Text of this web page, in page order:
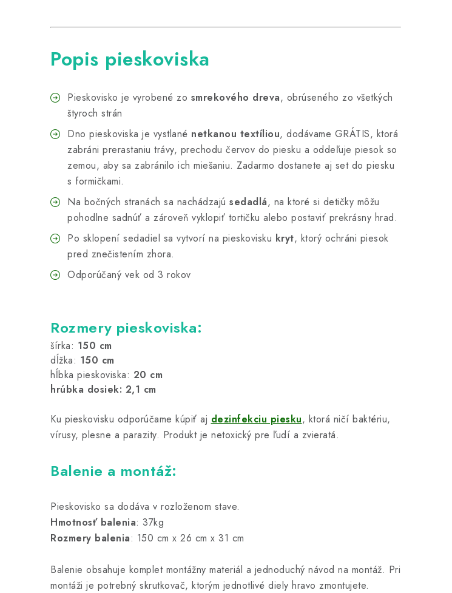
Popis pieskoviska
Pieskovisko je vyrobené zo smrekového dreva, obrúseného zo všetkých
štyroch strán
Dno pieskoviska je vystlané netkanou textíliou, dodávame GRÁTIS, ktorá
zabráni prerastaniu trávy, prechodu červov do piesku a oddeľuje piesok so
zemou, aby sa zabránilo ich miešaniu. Zadarmo dostanete aj set do piesku
s formičkami.
Na bočných stranách sa nachádzajú sedadlá, na ktoré si detičky môžu
pohodlne sadnúť a zároveň vyklopiť tortičku alebo postaviť prekrásny hrad.
Po sklopení sedadiel sa vytvorí na pieskovisku kryt, ktorý ochráni piesok
pred znečistením zhora.
Odporúčaný vek od 3 rokov
Rozmery pieskoviska:
šírka: 150 cm
dĺžka: 150 cm
hĺbka pieskoviska: 20 cm
hrúbka dosiek: 2,1 cm
Ku pieskovisku odporúčame kúpiť aj dezinfekciu piesku, ktorá ničí baktériu,
vírusy, plesne a parazity. Produkt je netoxický pre ľudí a zvieratá.
Balenie a montáž:
Pieskovisko sa dodáva v rozloženom stave.
Hmotnosť balenia: 37kg
Rozmery balenia: 150 cm x 26 cm x 31 cm
Balenie obsahuje komplet montážny materiál a jednoduchý návod na montáž. Pri
montáži je potrebný skrutkovač, ktorým jednotlivé diely hravo zmontujete.